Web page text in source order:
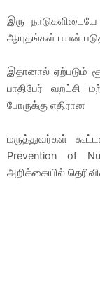
இரு
ஆயுதங்கள் பயன்
இதானால் ஏற்படும்
பாதிபேர் வறட்சி
போருக்கு எதிரான
மருத்துவர்கள்
Prevention of
அறிக்கையில்